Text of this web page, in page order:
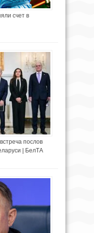
счет в
послов
| БелТА